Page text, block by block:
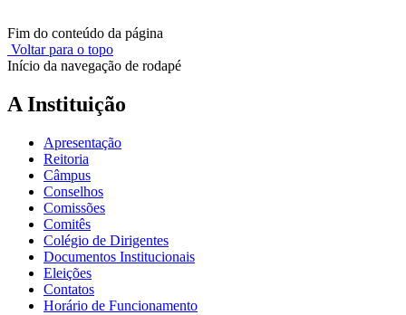
Fim do conteúdo da página
Voltar para o topo
Início da navegação de rodapé
A Instituição
Apresentação
Reitoria
Câmpus
Conselhos
Comissões
Comitês
Colégio de Dirigentes
Documentos Institucionais
Eleições
Contatos
Horário de Funcionamento